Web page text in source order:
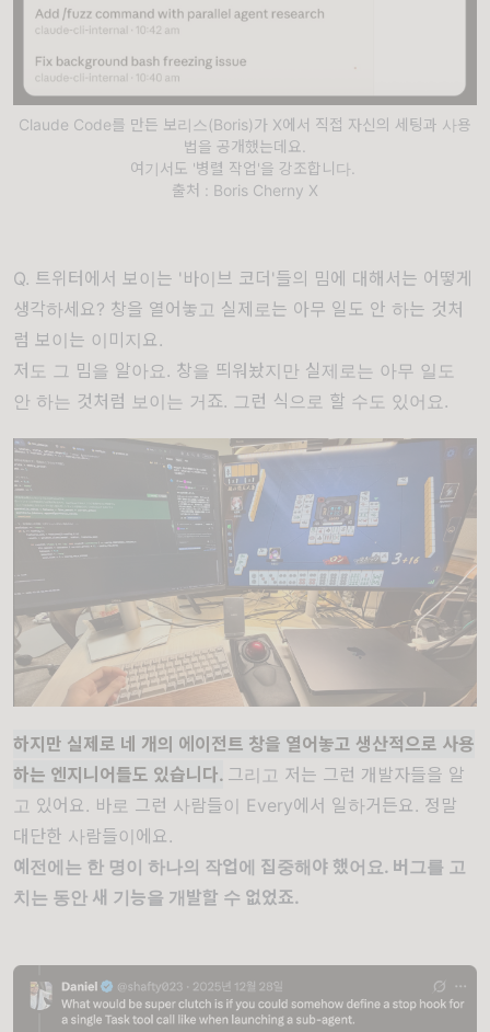
Claude Code를 만든 보리스(Boris)가 X에서 직접 자신의 세팅과 사용
법을 공개했는데요.
여기서도 '병렬 작업'을 강조합니다.
출처 : Boris Cherny X
Q. 트위터에서 보이는 '바이브 코더'들의 밈에 대해서는 어떻게
생각하세요? 창을 열어놓고 실제로는 아무 일도 안 하는 것처
럼 보이는 이미지요.
저도 그 밈을 알아요. 창을 띄워놨지만 실제로는 아무 일도
안 하는 것처럼 보이는 거죠. 그런 식으로 할 수도 있어요.
하지만 실제로 네 개의 에이전트 창을 열어놓고 생산적으로 사용
하는 엔지니어들도 있습니다. 그리고 저는 그런 개발자들을 알
고 있어요. 바로 그런 사람들이 Every에서 일하거든요. 정말
대단한 사람들이에요.
예전에는 한 명이 하나의 작업에 집중해야 했어요. 버그를 고
치는 동안 새 기능을 개발할 수 없었죠.